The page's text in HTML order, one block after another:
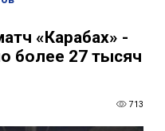
«Карабах» -
более 27 тысяч
713